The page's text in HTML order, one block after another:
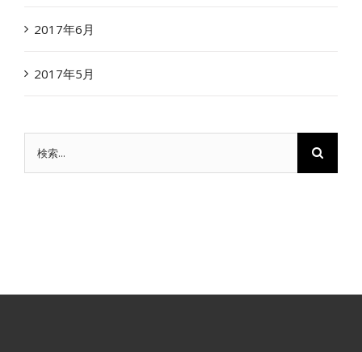
2017年6月
2017年5月
索